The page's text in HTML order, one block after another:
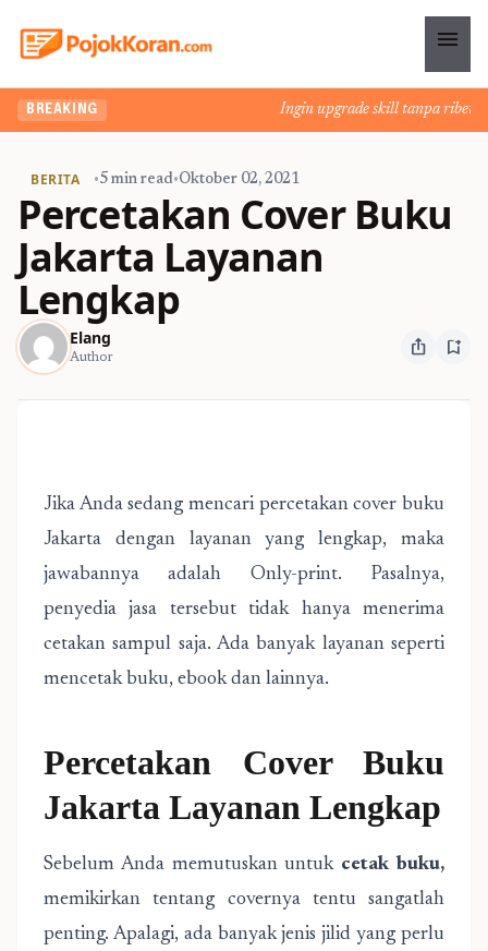
menu
BREAKING Ingin upgrade skill tanpa ribet?
BERITA •5 min read•Oktober 02, 2021
Percetakan Cover Buku
Jakarta Layanan
Lengkap
Elang
Author ios_share bookmark_add
Jika Anda sedang mencari percetakan cover buku
Jakarta dengan layanan yang lengkap, maka
jawabannya adalah Only-print. Pasalnya,
penyedia jasa tersebut tidak hanya menerima
cetakan sampul saja. Ada banyak layanan seperti
mencetak buku, ebook dan lainnya.
Percetakan Cover Buku
Jakarta Layanan Lengkap
Sebelum Anda memutuskan untuk cetak buku,
memikirkan tentang covernya tentu sangatlah
penting. Apalagi, ada banyak jenis jilid yang perlu